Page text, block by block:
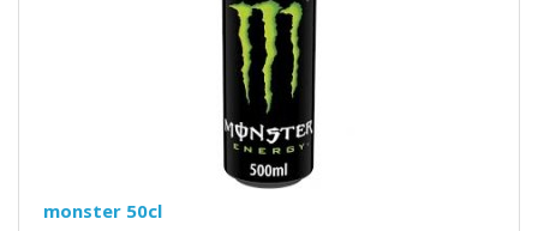
monster 50cl